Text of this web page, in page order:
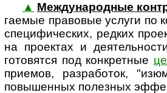
▲ Международные
га­е­мые пра­во­вые услуги по
специфических, редких
на проектах и
готовятся под конкретные
приемов, разработок,
повышенных полезных